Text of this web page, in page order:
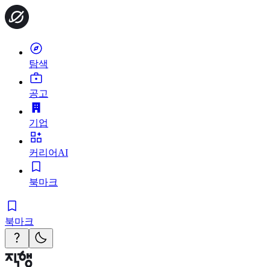
탐색
공고
기업
커리어AI
북마크
북마크